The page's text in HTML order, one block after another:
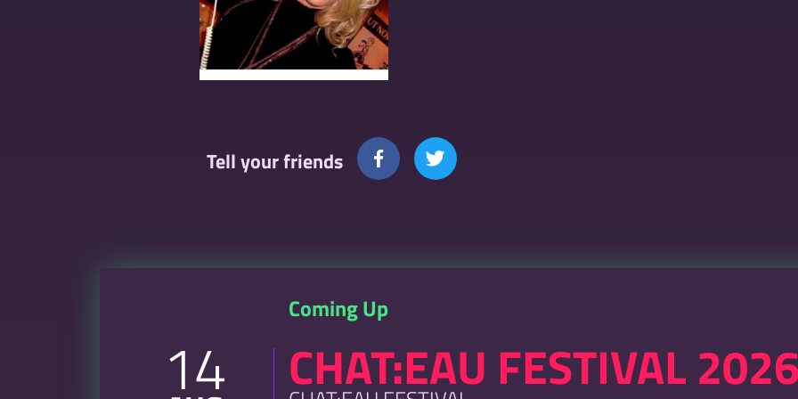
Tell your friends
Coming Up
14 CHAT:EAU FESTIVAL